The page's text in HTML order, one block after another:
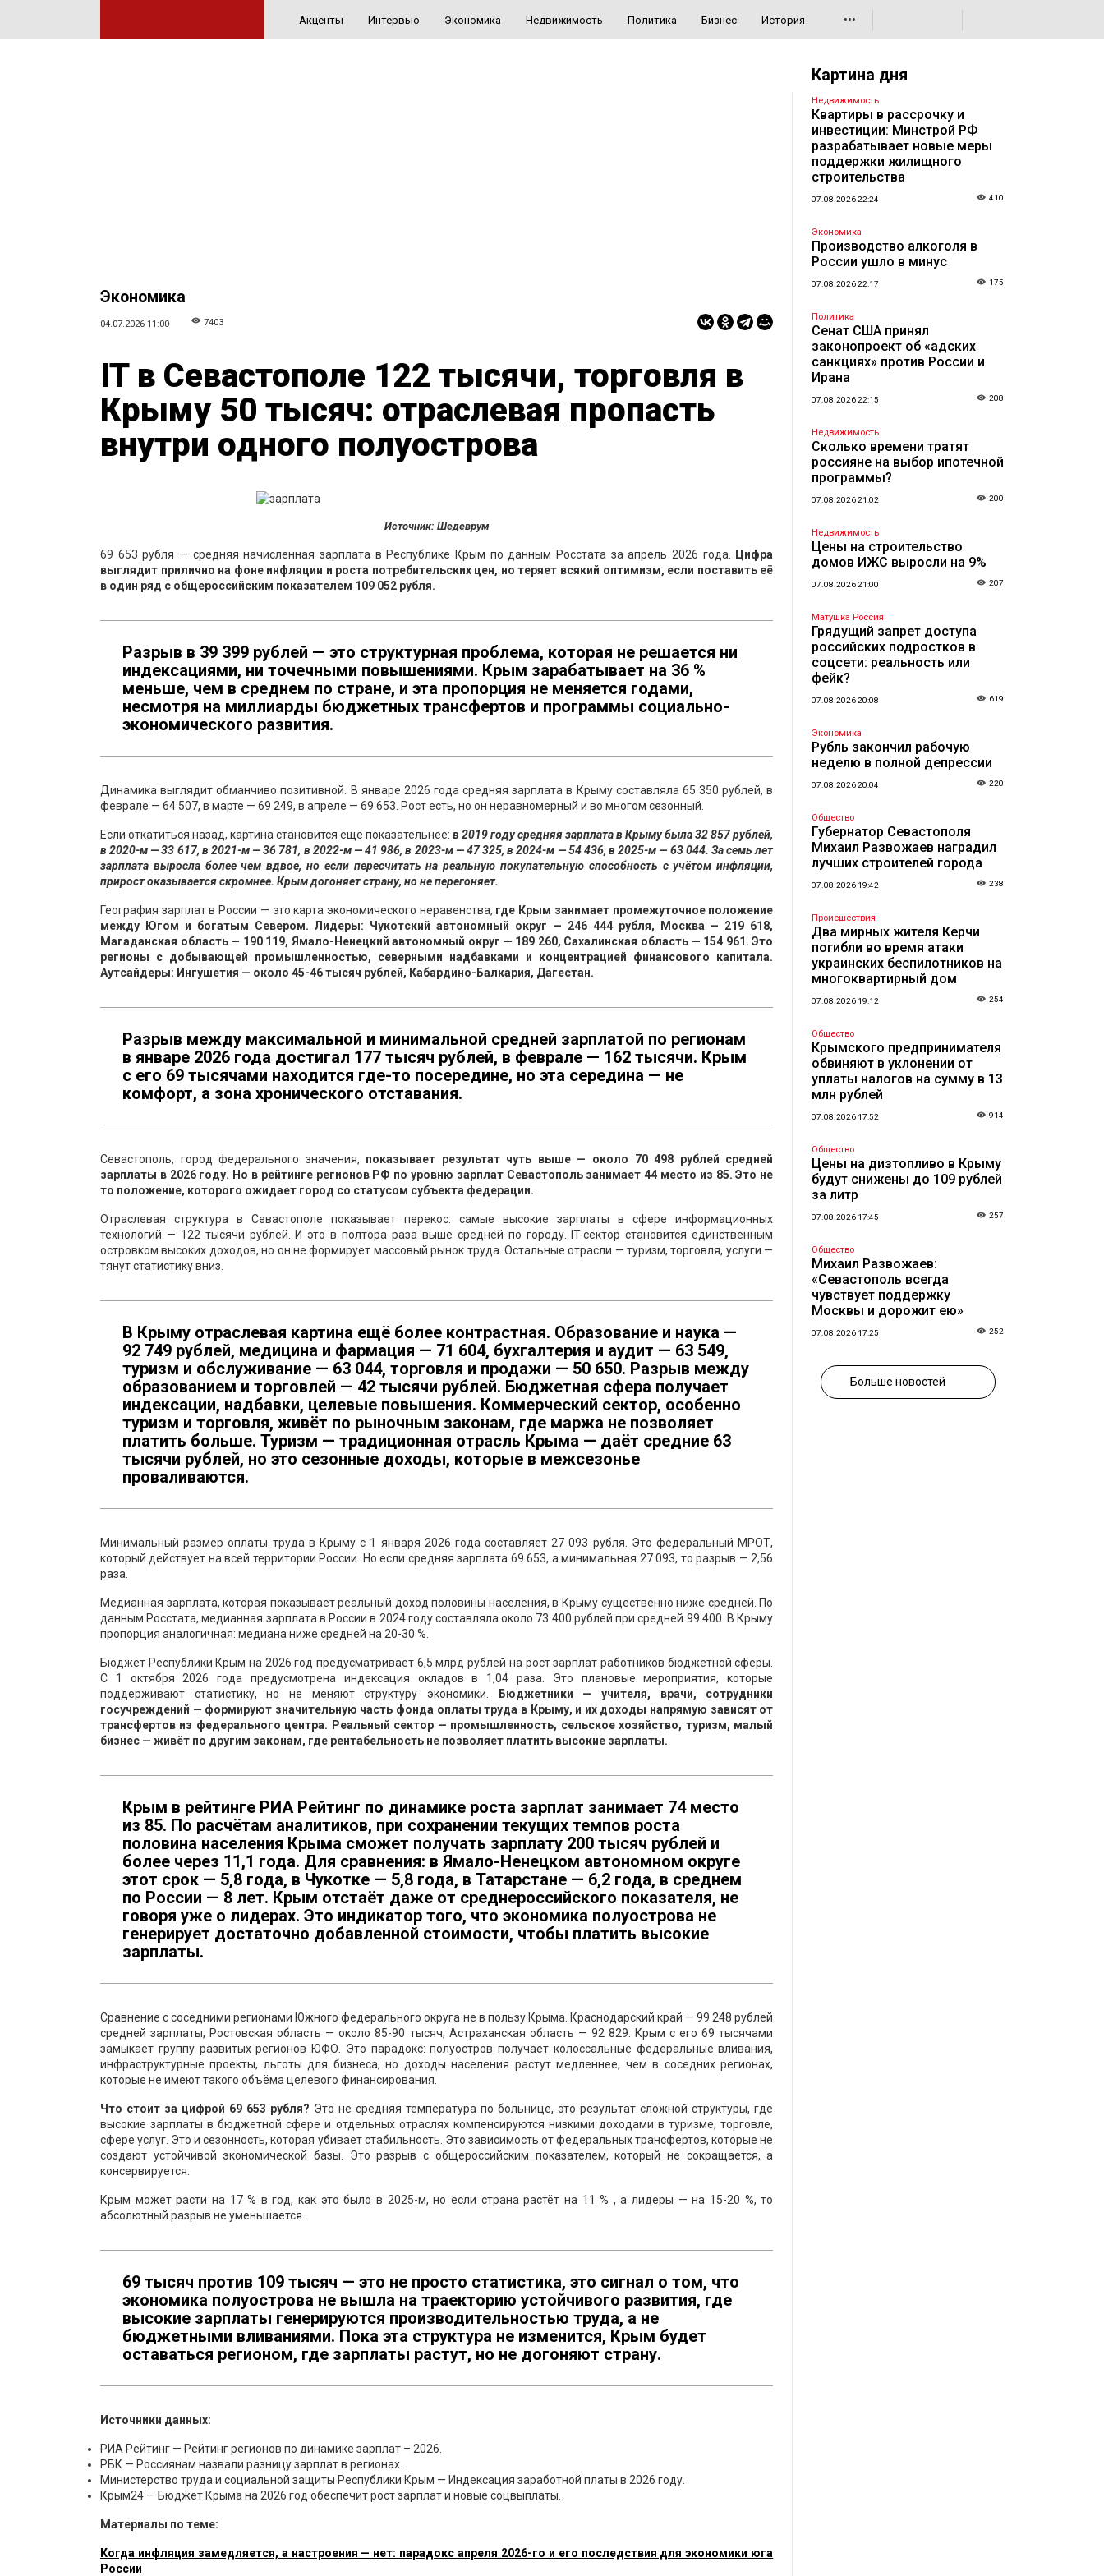
Акценты Интервью Экономика Недвижимость Политика Бизнес История •••
Экономика
04.07.2026 11:00 7403
IT в Севастополе 122 тысячи, торговля в
Крыму 50 тысяч: отраслевая пропасть
внутри одного полуострова
Источник: Шедеврум
69 653 рубля — средняя начисленная зарплата в Республике Крым по данным Росстата за апрель 2026 года.
Цифра
выглядит прилично на фоне инфляции и роста потребительских цен, но теряет всякий оптимизм, если поставить её
в один ряд с общероссийским показателем 109 052 рубля.
Разрыв в 39 399 рублей — это структурная проблема, которая не решается ни
индексациями, ни точечными повышениями. Крым зарабатывает на 36 %
меньше, чем в среднем по стране, и эта пропорция не меняется годами,
несмотря на миллиарды бюджетных трансфертов и программы социально-
экономического развития.
Динамика выглядит обманчиво позитивной. В январе 2026 года средняя зарплата в Крыму составляла 65 350 рублей, в
феврале — 64 507, в марте — 69 249, в апреле — 69 653. Рост есть, но он неравномерный и во многом сезонный.
Если откатиться назад, картина становится ещё показательнее: в 2019 году средняя зарплата в Крыму была 32 857 рублей,
в 2020-м — 33 617, в 2021-м — 36 781, в 2022-м — 41 986, в 2023-м — 47 325, в 2024-м — 54 436, в 2025-м — 63 044. За семь лет
зарплата выросла более чем вдвое, но если пересчитать на реальную покупательную способность с учётом инфляции,
прирост оказывается скромнее. Крым догоняет страну, но не перегоняет.
География зарплат в России — это карта экономического неравенства, где Крым занимает промежуточное положение
между Югом и богатым Севером. Лидеры: Чукотский автономный округ — 246 444 рубля, Москва — 219 618,
Магаданская область — 190 119, Ямало-Ненецкий автономный округ — 189 260, Сахалинская область — 154 961. Это
регионы с добывающей промышленностью, северными надбавками и концентрацией финансового капитала.
Аутсайдеры: Ингушетия — около 45-46 тысяч рублей, Кабардино-Балкария, Дагестан.
Разрыв между максимальной и минимальной средней зарплатой по регионам
в январе 2026 года достигал 177 тысяч рублей, в феврале — 162 тысячи. Крым
с его 69 тысячами находится где-то посередине, но эта середина — не
комфорт, а зона хронического отставания.
Севастополь, город федерального значения, показывает результат чуть выше — около 70 498 рублей средней
зарплаты в 2026 году. Но в рейтинге регионов РФ по уровню зарплат Севастополь занимает 44 место из 85. Это не
то положение, которого ожидает город со статусом субъекта федерации.
Отраслевая структура в Севастополе показывает перекос: самые высокие зарплаты в сфере информационных
технологий — 122 тысячи рублей. И это в полтора раза выше средней по городу. IT-сектор становится единственным
островком высоких доходов, но он не формирует массовый рынок труда. Остальные отрасли — туризм, торговля, услуги —
тянут статистику вниз.
В Крыму отраслевая картина ещё более контрастная. Образование и наука —
92 749 рублей, медицина и фармация — 71 604, бухгалтерия и аудит — 63 549,
туризм и обслуживание — 63 044, торговля и продажи — 50 650. Разрыв между
образованием и торговлей — 42 тысячи рублей. Бюджетная сфера получает
индексации, надбавки, целевые повышения. Коммерческий сектор, особенно
туризм и торговля, живёт по рыночным законам, где маржа не позволяет
платить больше. Туризм — традиционная отрасль Крыма — даёт средние 63
тысячи рублей, но это сезонные доходы, которые в межсезонье
проваливаются.
Минимальный размер оплаты труда в Крыму с 1 января 2026 года составляет 27 093 рубля. Это федеральный МРОТ,
который действует на всей территории России. Но если средняя зарплата 69 653, а минимальная 27 093, то разрыв — 2,56
раза.
Медианная зарплата, которая показывает реальный доход половины населения, в Крыму существенно ниже средней. По
данным Росстата, медианная зарплата в России в 2024 году составляла около 73 400 рублей при средней 99 400. В Крыму
пропорция аналогичная: медиана ниже средней на 20-30 %.
Бюджет Республики Крым на 2026 год предусматривает 6,5 млрд рублей на рост зарплат работников бюджетной сферы.
С 1 октября 2026 года предусмотрена индексация окладов в 1,04 раза. Это плановые мероприятия, которые
поддерживают статистику, но не меняют структуру экономики.
Бюджетники — учителя, врачи, сотрудники
госучреждений — формируют значительную часть фонда оплаты труда в Крыму, и их доходы напрямую зависят от
трансфертов из федерального центра. Реальный сектор — промышленность, сельское хозяйство, туризм, малый
бизнес — живёт по другим законам, где рентабельность не позволяет платить высокие зарплаты.
Крым в рейтинге РИА Рейтинг по динамике роста зарплат занимает 74 место
из 85. По расчётам аналитиков, при сохранении текущих темпов роста
половина населения Крыма сможет получать зарплату 200 тысяч рублей и
более через 11,1 года. Для сравнения: в Ямало-Ненецком автономном округе
этот срок — 5,8 года, в Чукотке — 5,8 года, в Татарстане — 6,2 года, в среднем
по России — 8 лет. Крым отстаёт даже от среднероссийского показателя, не
говоря уже о лидерах. Это индикатор того, что экономика полуострова не
генерирует достаточно добавленной стоимости, чтобы платить высокие
зарплаты.
Сравнение с соседними регионами Южного федерального округа не в пользу Крыма. Краснодарский край — 99 248 рублей
средней зарплаты, Ростовская область — около 85-90 тысяч, Астраханская область — 92 829. Крым с его 69 тысячами
замыкает группу развитых регионов ЮФО. Это парадокс: полуостров получает колоссальные федеральные вливания,
инфраструктурные проекты, льготы для бизнеса, но доходы населения растут медленнее, чем в соседних регионах,
которые не имеют такого объёма целевого финансирования.
Что стоит за цифрой 69 653 рубля? Это не средняя температура по больнице, это результат сложной структуры, где
высокие зарплаты в бюджетной сфере и отдельных отраслях компенсируются низкими доходами в туризме, торговле,
сфере услуг. Это и сезонность, которая убивает стабильность. Это зависимость от федеральных трансфертов, которые не
создают устойчивой экономической базы. Это разрыв с общероссийским показателем, который не сокращается, а
консервируется.
Крым может расти на 17 % в год, как это было в 2025-м, но если страна растёт на 11 % , а лидеры — на 15-20 %, то
абсолютный разрыв не уменьшается.
69 тысяч против 109 тысяч — это не просто статистика, это сигнал о том, что
экономика полуострова не вышла на траекторию устойчивого развития, где
высокие зарплаты генерируются производительностью труда, а не
бюджетными вливаниями. Пока эта структура не изменится, Крым будет
оставаться регионом, где зарплаты растут, но не догоняют страну.
Источники данных:
РИА Рейтинг — Рейтинг регионов по динамике зарплат – 2026.
РБК — Россиянам назвали разницу зарплат в регионах.
Министерство труда и социальной защиты Республики Крым — Индексация заработной платы в 2026 году.
Крым24 — Бюджет Крыма на 2026 год обеспечит рост зарплат и новые соцвыплаты.
Материалы по теме:
Когда инфляция замедляется, а настроения — нет: парадокс апреля 2026-го и его последствия для экономики юга
России
Картина дня
Недвижимость
Квартиры в рассрочку и
инвестиции: Минстрой РФ
разрабатывает новые меры
поддержки жилищного
строительства
07.08.2026 22:24 410
Экономика
Производство алкоголя в
России ушло в минус
07.08.2026 22:17 175
Политика
Сенат США принял
законопроект об «адских
санкциях» против России и
Ирана
07.08.2026 22:15 208
Недвижимость
Сколько времени тратят
россияне на выбор ипотечной
программы?
07.08.2026 21:02 200
Недвижимость
Цены на строительство
домов ИЖС выросли на 9%
07.08.2026 21:00 207
Матушка Россия
Грядущий запрет доступа
российских подростков в
соцсети: реальность или
фейк?
07.08.2026 20:08 619
Экономика
Рубль закончил рабочую
неделю в полной депрессии
07.08.2026 20:04 220
Общество
Губернатор Севастополя
Михаил Развожаев наградил
лучших строителей города
07.08.2026 19:42 238
Происшествия
Два мирных жителя Керчи
погибли во время атаки
украинских беспилотников на
многоквартирный дом
07.08.2026 19:12 254
Общество
Крымского предпринимателя
обвиняют в уклонении от
уплаты налогов на сумму в 13
млн рублей
07.08.2026 17:52 914
Общество
Цены на дизтопливо в Крыму
будут снижены до 109 рублей
за литр
07.08.2026 17:45 257
Общество
Михаил Развожаев:
«Севастополь всегда
чувствует поддержку
Москвы и дорожит ею»
07.08.2026 17:25 252
Больше новостей